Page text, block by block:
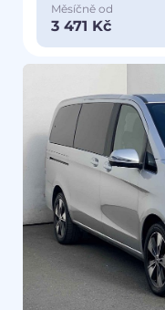
Měsíčně od
3 471 Kč